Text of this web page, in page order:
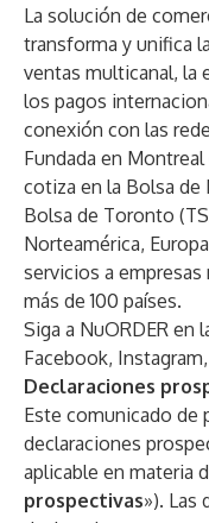
La solución de
transforma y unifica
ventas multicanal, la
los pagos
conexión con las
Fundada en
cotiza en la Bolsa de
Bolsa de Toronto
Norteamérica,
servicios a
más de 100 países.
Siga a NuORDER en
Facebook, Instagram
Declaraciones
Este comunicado de
declaraciones
aplicable en materia
prospectivas»). Las